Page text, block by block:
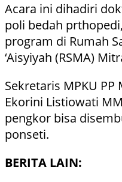
Acara ini dihadiri
poli bedah
program di Rumah
‘Aisyiyah (RSMA)
Sekretaris MPKU
Ekorini Listiowati
pengkor bisa
ponseti.
BERITA LAIN: